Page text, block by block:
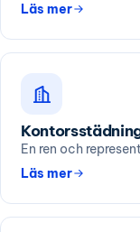
Läs mer
En ren och
Läs mer